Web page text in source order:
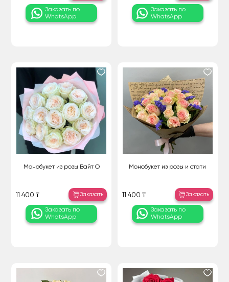
Заказать по
WhatsApp
Заказать по
WhatsApp
Монобукет из розы Вайт О
11 400 ₸ Заказать
Заказать по
WhatsApp
Монобукет из розы и стати
11 400 ₸ Заказать
Заказать по
WhatsApp